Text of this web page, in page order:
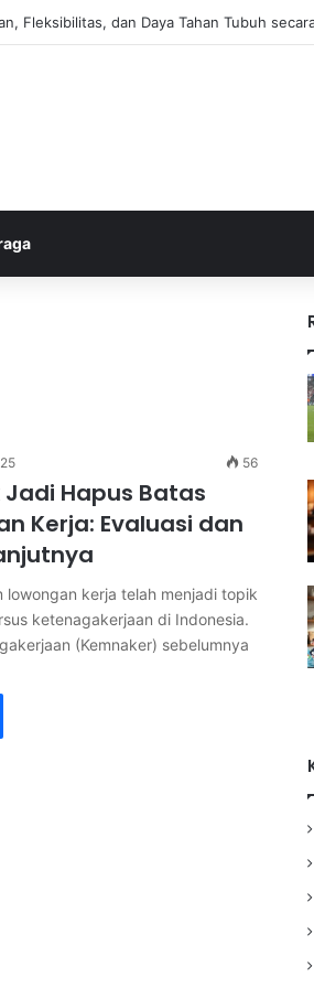
Kekuatan Otot Inti Secara Efektif
56
Jadi Hapus Batas
Kerja: Evaluasi dan
lowongan kerja telah menjadi topik
ketenagakerjaan di Indonesia.
(Kemnaker) sebelumnya